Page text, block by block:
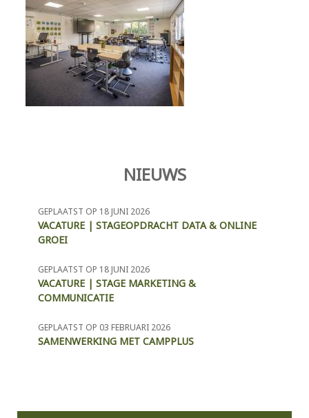
NIEUWS
GEPLAATST OP 18 JUNI 2026
VACATURE | STAGEOPDRACHT DATA & ONLINE
GROEI
GEPLAATST OP 18 JUNI 2026
VACATURE | STAGE MARKETING &
COMMUNICATIE
GEPLAATST OP 03 FEBRUARI 2026
SAMENWERKING MET CAMPPLUS